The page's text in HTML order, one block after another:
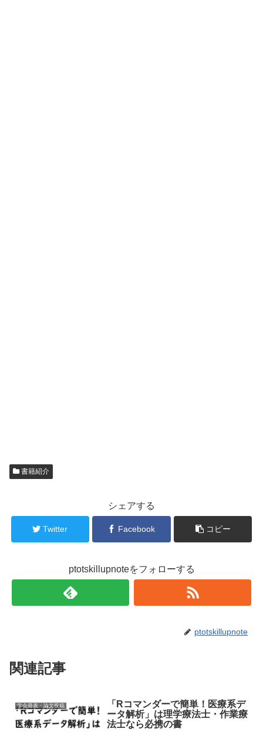
書籍紹介
シェアする
Twitter Facebook コピー
ptotskillupnoteをフォローする
ptotskillupnote
関連記事
学会発表・論文投稿
「Rコマンダーで簡単！医療系デ
ータ解析」は理学療法士・作業療
法士なら必携の書